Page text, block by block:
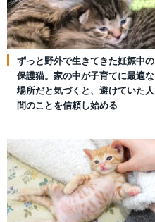
ずっと野外で生きてきた妊娠中の
保護猫。家の中が子育てに最適な
場所だと気づくと、避けていた人
間のことを信頼し始める